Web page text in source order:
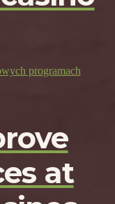
programach
at